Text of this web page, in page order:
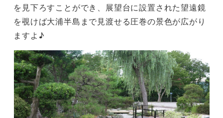
を見下ろすことができ、展望台に設置された望遠鏡
を覗けば大浦半島まで見渡せる圧巻の景色が広がり
ますよ♪